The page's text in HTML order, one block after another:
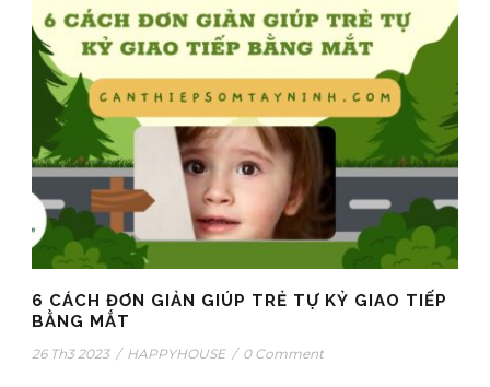
6 CÁCH ĐƠN GIẢN GIÚP TRẺ TỰ KỶ GIAO TIẾP
BẰNG MẮT
26 Th3 2023 / HAPPYHOUSE / 0 Comment